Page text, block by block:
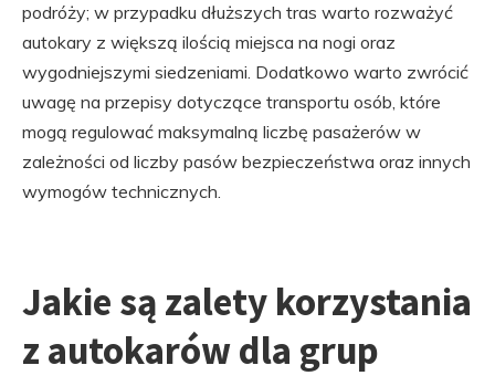
podróży; w przypadku dłuższych tras warto rozważyć
autokary z większą ilością miejsca na nogi oraz
wygodniejszymi siedzeniami. Dodatkowo warto zwrócić
uwagę na przepisy dotyczące transportu osób, które
mogą regulować maksymalną liczbę pasażerów w
zależności od liczby pasów bezpieczeństwa oraz innych
wymogów technicznych.
Jakie są zalety korzystania
z autokarów dla grup